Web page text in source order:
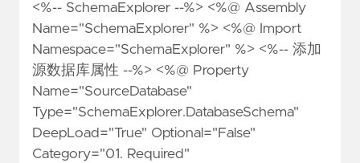
<%-- SchemaExplorer --%> <%@ Assembly
Name="SchemaExplorer" %> <%@ Import
Namespace="SchemaExplorer" %> <%-- 添加
源数据库属性 --%> <%@ Property
Name="SourceDatabase"
Type="SchemaExplorer.DatabaseSchema"
DeepLoad="True" Optional="False"
Category="01. Required"